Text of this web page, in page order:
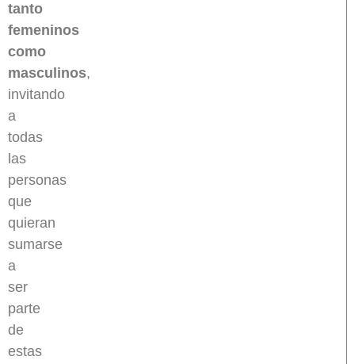
tanto
femeninos
como
masculinos,
invitando
a
todas
las
personas
que
quieran
sumarse
a
ser
parte
de
estas